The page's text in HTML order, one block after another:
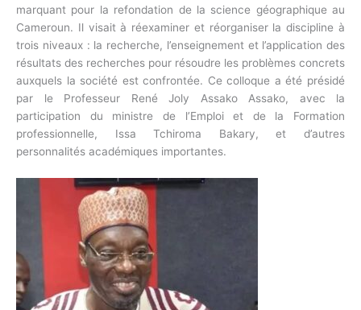
marquant pour la refondation de la science géographique au
Cameroun. Il visait à réexaminer et réorganiser la discipline à
trois niveaux : la recherche, l’enseignement et l’application des
résultats des recherches pour résoudre les problèmes concrets
auxquels la société est confrontée. Ce colloque a été présidé
par le Professeur René Joly Assako Assako, avec la
participation du ministre de l’Emploi et de la Formation
professionnelle, Issa Tchiroma Bakary, et d’autres
personnalités académiques importantes.